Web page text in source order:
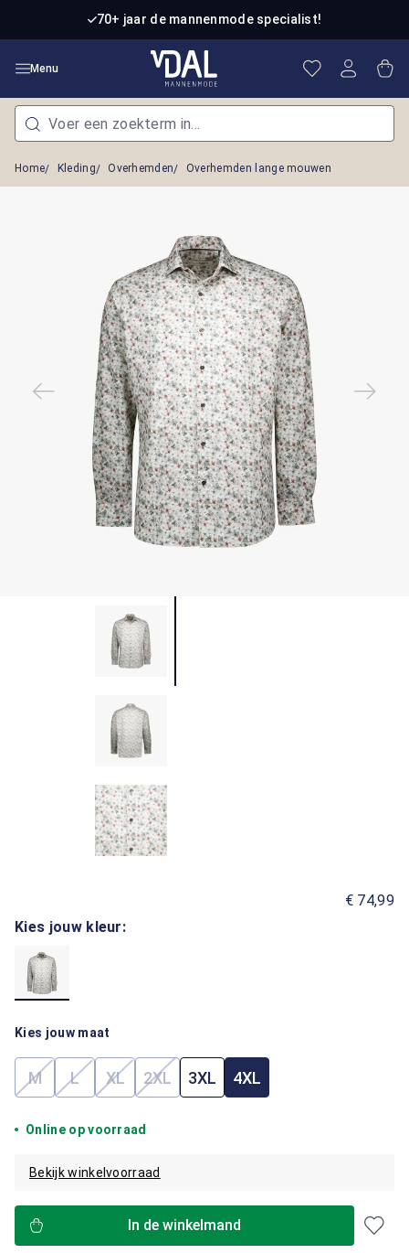
Ga naar de hoofdinhoud70+ jaar de mannenmode specialist!
Menu Je hebt 0
Home Kleding Overhemden Overhemden lange mouwen
€ 74,99
Kies jouw kleur:
Kies jouw maat
M(Deze optie is momenteel niet beschikbaar.)
L(Deze optie is momenteel niet beschikbaar.)
XL(Deze optie is momenteel niet beschikbaar.)
2XL(Deze optie is momenteel niet
3XL 4XL
Online op voorraad
Bekijk winkelvoorraad
In de winkelmand